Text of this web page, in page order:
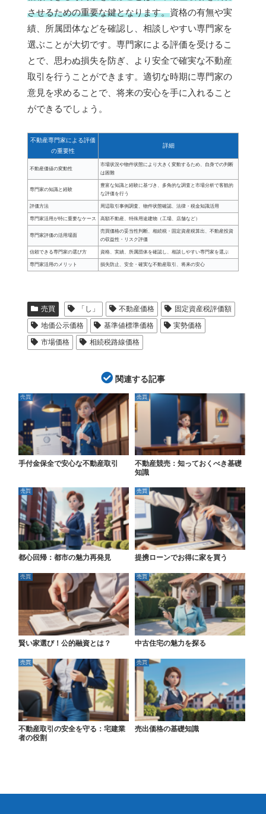
させるための重要な鍵となります。資格の有無や実
績、所属団体などを確認し、相談しやすい専門家を
選ぶことが大切です。専門家による評価を受けるこ
とで、思わぬ損失を防ぎ、より安全で確実な不動産
取引を行うことができます。適切な時期に専門家の
意見を求めることで、将来の安心を手に入れること
ができるでしょう。
不動産専門家による評価
の重要性
詳細
不動産価値の変動性
市場状況や物件状態により大きく変動するため、自身での判断
は困難
専門家の知識と経験
豊富な知識と経験に基づき、多角的な調査と市場分析で客観的
な評価を行う
評価方法 周辺取引事例調査、物件状態確認、法律・税金知識活用
専門家活用が特に重要なケース 高額不動産、特殊用途建物（工場、店舗など）
専門家評価の活用場面
売買価格の妥当性判断、相続税・固定資産税算出、不動産投資
の収益性・リスク評価
信頼できる専門家の選び方 資格、実績、所属団体を確認し、相談しやすい専門家を選ぶ
専門家活用のメリット 損失防止、安全・確実な不動産取引、将来の安心
売買 「し」 不動産価格
固定資産税評価額
地価公示価格
基準値標準価格
実勢価格
市場価格
相続税路線価格
関連する記事
売買
手付金保全で安心な不動産取引
売買
不動産競売：知っておくべき基礎
知識
売買
都心回帰：都市の魅力再発見
売買
提携ローンでお得に家を買う
売買
賢い家選び！公的融資とは？
売買
中古住宅の魅力を探る
売買
不動産取引の安全を守る：宅建業
者の役割
売買
売出価格の基礎知識